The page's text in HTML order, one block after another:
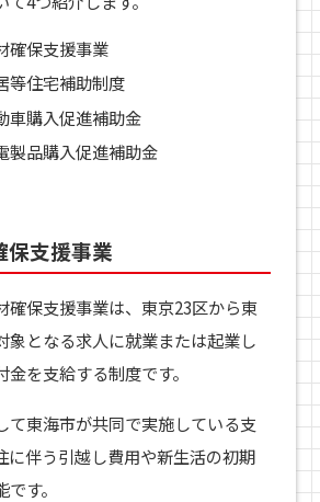
確保支援事業
等住宅補助制度
車購入促進補助金
製品購入促進補助金
保支援事業
確保支援事業は、東京23区から東
象となる求人に就業または起業し
を支給する制度です。
て東海市が共同で実施している支
に伴う引越し費用や新生活の初期
す。